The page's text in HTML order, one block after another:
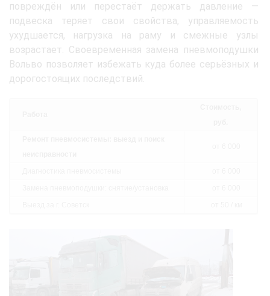
повреждён или перестаёт держать давление —
подвеска теряет свои свойства, управляемость
ухудшается, нагрузка на раму и смежные узлы
возрастает. Своевременная замена пневмоподушки
Вольво позволяет избежать куда более серьёзных и
дорогостоящих последствий.